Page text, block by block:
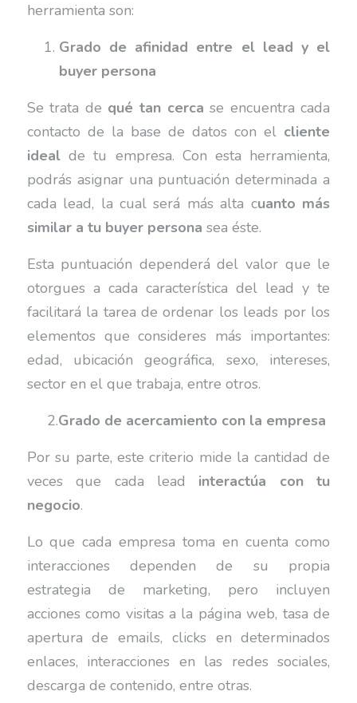
herramienta son:
Grado de afinidad entre el lead y el
buyer persona
Se trata de qué tan cerca se encuentra cada
contacto de la base de datos con el cliente
ideal de tu empresa. Con esta herramienta,
podrás asignar una puntuación determinada a
cada lead, la cual será más alta cuanto más
similar a tu buyer persona sea éste.
Esta puntuación dependerá del valor que le
otorgues a cada característica del lead y te
facilitará la tarea de ordenar los leads por los
elementos que consideres más importantes:
edad, ubicación geográfica, sexo, intereses,
sector en el que trabaja, entre otros.
2.Grado de acercamiento con la empresa
Por su parte, este criterio mide la cantidad de
veces que cada lead interactúa con tu
negocio.
Lo que cada empresa toma en cuenta como
interacciones dependen de su propia
estrategia de marketing, pero incluyen
acciones como visitas a la página web, tasa de
apertura de emails, clicks en determinados
enlaces, interacciones en las redes sociales,
descarga de contenido, entre otras.